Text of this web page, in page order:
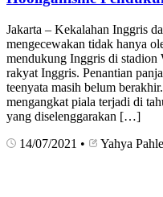
Jakarta – Kekalahan Inggris
mengecewakan tidak hanya
mendukung Inggris di stadion
rakyat Inggris. Penantian
teenyata masih belum
mengangkat piala terjadi di
yang diselenggarakan […]
14/07/2021 • Yahya